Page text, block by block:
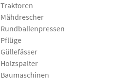
Traktoren
Mähdrescher
Rundballenpressen
Pflüge
Güllefässer
Holzspalter
Baumaschinen